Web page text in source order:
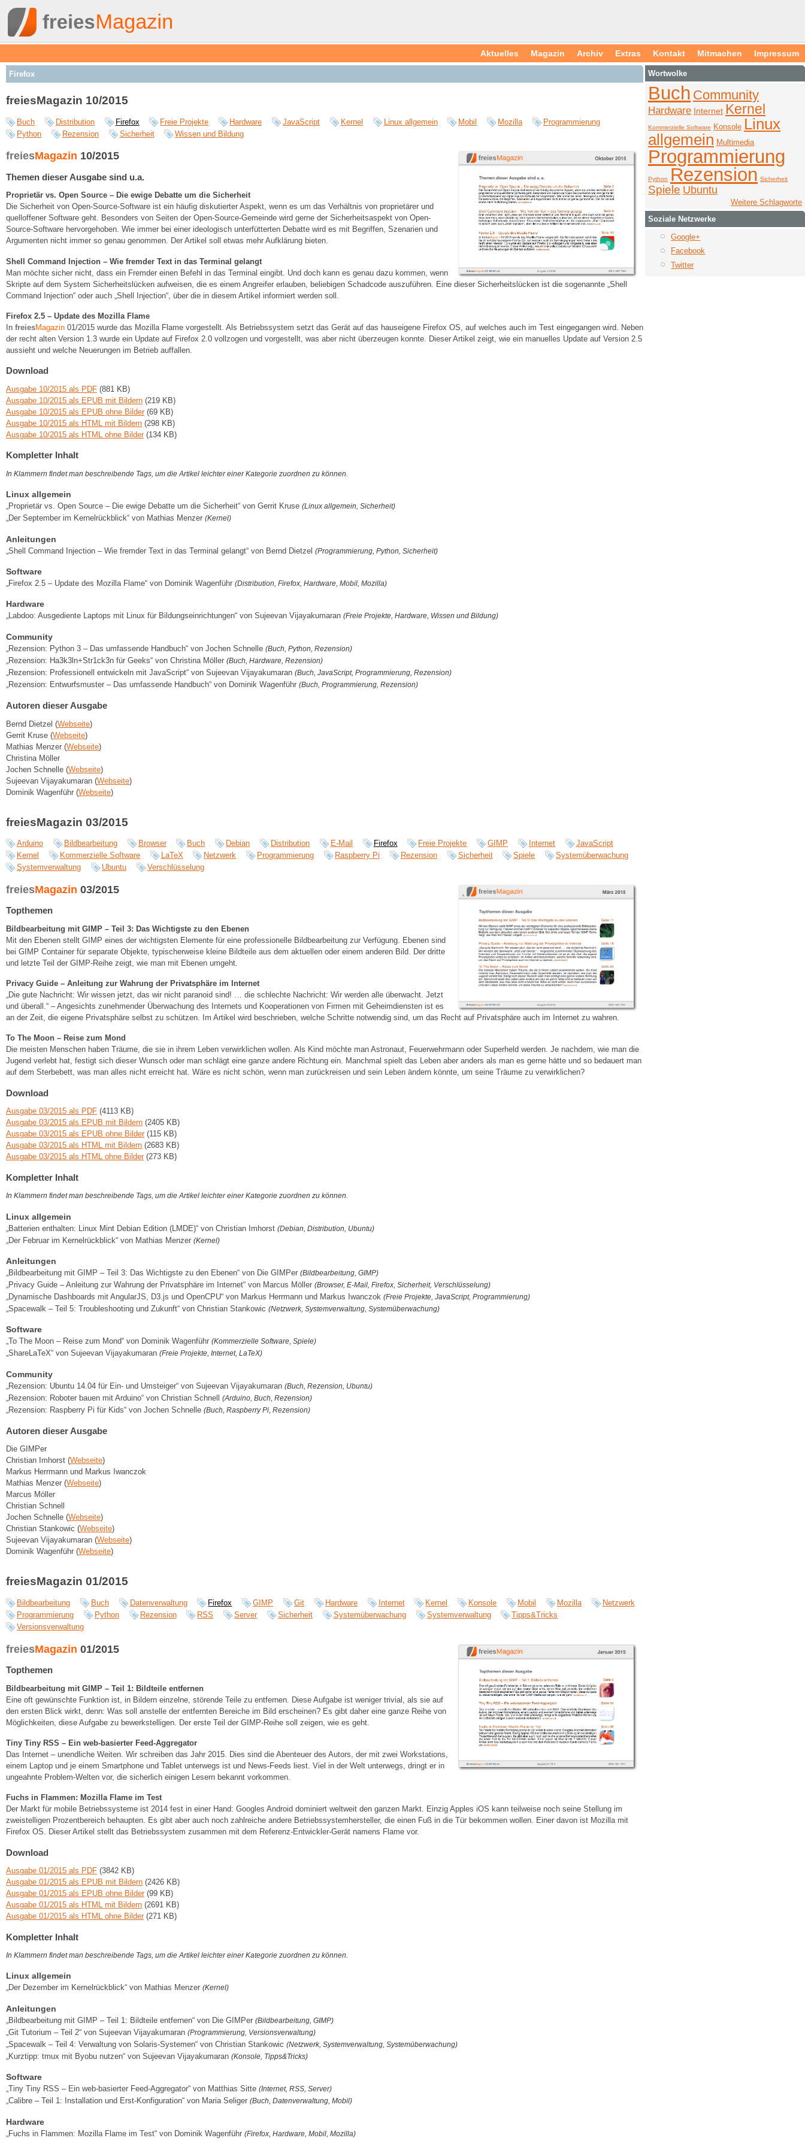
Aktuelles Magazin Archiv Extras Kontakt Mitmachen Impressum
Firefox
freiesMagazin 10/2015
Buch Distribution Firefox Freie Projekte Hardware JavaScript Kernel Linux allgemein Mobil Mozilla
Programmierung
Python
Rezension Sicherheit Wissen und Bildung
freiesMagazin 10/2015
Themen dieser Ausgabe sind u.a.
Proprietär vs. Open Source – Die ewige Debatte um die Sicherheit
Die Sicherheit von Open-Source-Software ist ein häufig diskutierter Aspekt, wenn es um das Verhältnis von proprietärer und
quelloffener Software geht. Besonders von Seiten der Open-Source-Gemeinde wird gerne der Sicherheitsaspekt von Open-
Source-Software hervorgehoben. Wie immer bei einer ideologisch unterfütterten Debatte wird es mit Begriffen, Szenarien und
Argumenten nicht immer so genau genommen. Der Artikel soll etwas mehr Aufklärung bieten.
Shell Command Injection – Wie fremder Text in das Terminal gelangt
Man möchte sicher nicht, dass ein Fremder einen Befehl in das Terminal eingibt. Und doch kann es genau dazu kommen, wenn
Skripte auf dem System Sicherheitslücken aufweisen, die es einem Angreifer erlauben, beliebigen Schadcode auszuführen. Eine dieser Sicherheitslücken ist die sogenannte „Shell
Command Injection“ oder auch „Shell Injection“, über die in diesem Artikel informiert werden soll.
Firefox 2.5 – Update des Mozilla Flame
In freiesMagazin 01/2015 wurde das Mozilla Flame vorgestellt. Als Betriebssystem setzt das Gerät auf das hauseigene Firefox OS, auf welches auch im Test eingegangen wird. Neben
der recht alten Version 1.3 wurde ein Update auf Firefox 2.0 vollzogen und vorgestellt, was aber nicht überzeugen konnte. Dieser Artikel zeigt, wie ein manuelles Update auf Version 2.5
aussieht und welche Neuerungen im Betrieb auffallen.
Download
Ausgabe 10/2015 als PDF (881 KB)
Ausgabe 10/2015 als EPUB mit Bildern (219 KB)
Ausgabe 10/2015 als EPUB ohne Bilder(69 KB)
Ausgabe 10/2015 als HTML mit Bildern (298 KB)
Ausgabe 10/2015 als HTML ohne Bilder(134 KB)
Kompletter Inhalt
In Klammern findet man beschreibende Tags, um die Artikel leichter einer Kategorie zuordnen zu können.
Linux allgemein
„Proprietär vs. Open Source – Die ewige Debatte um die Sicherheit“ von Gerrit Kruse (Linux allgemein, Sicherheit)
„Der September im Kernelrückblick“ von Mathias Menzer (Kernel)
Anleitungen
„Shell Command Injection – Wie fremder Text in das Terminal gelangt“ von Bernd Dietzel (Programmierung, Python, Sicherheit)
Software
„Firefox 2.5 – Update des Mozilla Flame“ von Dominik Wagenführ (Distribution, Firefox, Hardware, Mobil, Mozilla)
Hardware
„Labdoo: Ausgediente Laptops mit Linux für Bildungseinrichtungen“ von Sujeevan Vijayakumaran (Freie Projekte, Hardware, Wissen und Bildung)
Community
„Rezension: Python 3 – Das umfassende Handbuch“ von Jochen Schnelle (Buch, Python, Rezension)
„Rezension: Ha3k3ln+Str1ck3n für Geeks“ von Christina Möller (Buch, Hardware, Rezension)
„Rezension: Professionell entwickeln mit JavaScript“ von Sujeevan Vijayakumaran (Buch, JavaScript, Programmierung, Rezension)
„Rezension: Entwurfsmuster – Das umfassende Handbuch“ von Dominik Wagenführ (Buch, Programmierung, Rezension)
Autoren dieser Ausgabe
Bernd Dietzel (Webseite)
Gerrit Kruse (Webseite)
Mathias Menzer (Webseite)
Christina Möller
Jochen Schnelle (Webseite)
Sujeevan Vijayakumaran (Webseite)
Dominik Wagenführ (Webseite)
freiesMagazin 03/2015
Arduino Bildbearbeitung Browser Buch Debian Distribution E-Mail Firefox Freie Projekte GIMP Internet
JavaScript
Kernel
Kommerzielle Software LaTeX Netzwerk Programmierung Raspberry Pi Rezension Sicherheit Spiele
Systemüberwachung
Systemverwaltung
Ubuntu Verschlüsselung
freiesMagazin 03/2015
Topthemen
Bildbearbeitung mit GIMP – Teil 3: Das Wichtigste zu den Ebenen
Mit den Ebenen stellt GIMP eines der wichtigsten Elemente für eine professionelle Bildbearbeitung zur Verfügung. Ebenen sind
bei GIMP Container für separate Objekte, typischerweise kleine Bildteile aus dem aktuellen oder einem anderen Bild. Der dritte
und letzte Teil der GIMP-Reihe zeigt, wie man mit Ebenen umgeht.
Privacy Guide – Anleitung zur Wahrung der Privatsphäre im Internet
„Die gute Nachricht: Wir wissen jetzt, das wir nicht paranoid sind! … die schlechte Nachricht: Wir werden alle überwacht. Jetzt
und überall.“ – Angesichts zunehmender Überwachung des Internets und Kooperationen von Firmen mit Geheimdiensten ist es
an der Zeit, die eigene Privatsphäre selbst zu schützen. Im Artikel wird beschrieben, welche Schritte notwendig sind, um das Recht auf Privatsphäre auch im Internet zu wahren.
To The Moon – Reise zum Mond
Die meisten Menschen haben Träume, die sie in ihrem Leben verwirklichen wollen. Als Kind möchte man Astronaut, Feuerwehrmann oder Superheld werden. Je nachdem, wie man die
Jugend verlebt hat, festigt sich dieser Wunsch oder man schlägt eine ganze andere Richtung ein. Manchmal spielt das Leben aber anders als man es gerne hätte und so bedauert man
auf dem Sterbebett, was man alles nicht erreicht hat. Wäre es nicht schön, wenn man zurückreisen und sein Leben ändern könnte, um seine Träume zu verwirklichen?
Download
Ausgabe 03/2015 als PDF (4113 KB)
Ausgabe 03/2015 als EPUB mit Bildern (2405 KB)
Ausgabe 03/2015 als EPUB ohne Bilder(115 KB)
Ausgabe 03/2015 als HTML mit Bildern (2683 KB)
Ausgabe 03/2015 als HTML ohne Bilder(273 KB)
Kompletter Inhalt
In Klammern findet man beschreibende Tags, um die Artikel leichter einer Kategorie zuordnen zu können.
Linux allgemein
„Batterien enthalten: Linux Mint Debian Edition (LMDE)“ von Christian Imhorst (Debian, Distribution, Ubuntu)
„Der Februar im Kernelrückblick“ von Mathias Menzer (Kernel)
Anleitungen
„Bildbearbeitung mit GIMP – Teil 3: Das Wichtigste zu den Ebenen“ von Die GIMPer (Bildbearbeitung, GIMP)
„Privacy Guide – Anleitung zur Wahrung der Privatsphäre im Internet“ von Marcus Möller (Browser, E-Mail, Firefox, Sicherheit, Verschlüsselung)
„Dynamische Dashboards mit AngularJS, D3.js und OpenCPU“ von Markus Herrmann und Markus Iwanczok (Freie Projekte, JavaScript, Programmierung)
„Spacewalk – Teil 5: Troubleshooting und Zukunft“ von Christian Stankowic (Netzwerk, Systemverwaltung, Systemüberwachung)
Software
„To The Moon – Reise zum Mond“ von Dominik Wagenführ (Kommerzielle Software, Spiele)
„ShareLaTeX“ von Sujeevan Vijayakumaran (Freie Projekte, Internet, LaTeX)
Community
„Rezension: Ubuntu 14.04 für Ein- und Umsteiger“ von Sujeevan Vijayakumaran (Buch, Rezension, Ubuntu)
„Rezension: Roboter bauen mit Arduino“ von Christian Schnell (Arduino, Buch, Rezension)
„Rezension: Raspberry Pi für Kids“ von Jochen Schnelle (Buch, Raspberry Pi, Rezension)
Autoren dieser Ausgabe
Die GIMPer
Christian Imhorst (Webseite)
Markus Herrmann und Markus Iwanczok
Mathias Menzer (Webseite)
Marcus Möller
Christian Schnell
Jochen Schnelle (Webseite)
Christian Stankowic (Webseite)
Sujeevan Vijayakumaran (Webseite)
Dominik Wagenführ (Webseite)
freiesMagazin 01/2015
Bildbearbeitung Buch Datenverwaltung Firefox GIMP Git Hardware Internet Kernel Konsole Mobil Mozilla
Netzwerk
Programmierung
Python Rezension RSS Server Sicherheit Systemüberwachung Systemverwaltung
Tipps&Tricks
Versionsverwaltung
freiesMagazin 01/2015
Topthemen
Bildbearbeitung mit GIMP – Teil 1: Bildteile entfernen
Eine oft gewünschte Funktion ist, in Bildern einzelne, störende Teile zu entfernen. Diese Aufgabe ist weniger trivial, als sie auf
den ersten Blick wirkt, denn: Was soll anstelle der entfernten Bereiche im Bild erscheinen? Es gibt daher eine ganze Reihe von
Möglichkeiten, diese Aufgabe zu bewerkstelligen. Der erste Teil der GIMP-Reihe soll zeigen, wie es geht.
Tiny Tiny RSS – Ein web-basierter Feed-Aggregator
Das Internet – unendliche Weiten. Wir schreiben das Jahr 2015. Dies sind die Abenteuer des Autors, der mit zwei Workstations,
einem Laptop und je einem Smartphone und Tablet unterwegs ist und News-Feeds liest. Viel in der Welt unterwegs, dringt er in
ungeahnte Problem-Welten vor, die sicherlich einigen Lesern bekannt vorkommen.
Fuchs in Flammen: Mozilla Flame im Test
Der Markt für mobile Betriebssysteme ist 2014 fest in einer Hand: Googles Android dominiert weltweit den ganzen Markt. Einzig Apples iOS kann teilweise noch seine Stellung im
zweistelligen Prozentbereich behaupten. Es gibt aber auch noch zahlreiche andere Betriebssystemhersteller, die einen Fuß in die Tür bekommen wollen. Einer davon ist Mozilla mit
Firefox OS. Dieser Artikel stellt das Betriebssystem zusammen mit dem Referenz-Entwickler-Gerät namens Flame vor.
Download
Ausgabe 01/2015 als PDF (3842 KB)
Ausgabe 01/2015 als EPUB mit Bildern (2426 KB)
Ausgabe 01/2015 als EPUB ohne Bilder(99 KB)
Ausgabe 01/2015 als HTML mit Bildern (2691 KB)
Ausgabe 01/2015 als HTML ohne Bilder(271 KB)
Kompletter Inhalt
In Klammern findet man beschreibende Tags, um die Artikel leichter einer Kategorie zuordnen zu können.
Linux allgemein
„Der Dezember im Kernelrückblick“ von Mathias Menzer (Kernel)
Anleitungen
„Bildbearbeitung mit GIMP – Teil 1: Bildteile entfernen“ von Die GIMPer (Bildbearbeitung, GIMP)
„Git Tutorium – Teil 2“ von Sujeevan Vijayakumaran (Programmierung, Versionsverwaltung)
„Spacewalk – Teil 4: Verwaltung von Solaris-Systemen“ von Christian Stankowic (Netzwerk, Systemverwaltung, Systemüberwachung)
„Kurztipp: tmux mit Byobu nutzen“ von Sujeevan Vijayakumaran (Konsole, Tipps&Tricks)
Software
„Tiny Tiny RSS – Ein web-basierter Feed-Aggregator“ von Matthias Sitte (Internet, RSS, Server)
„Calibre – Teil 1: Installation und Erst-Konfiguration“ von Maria Seliger (Buch, Datenverwaltung, Mobil)
Hardware
„Fuchs in Flammen: Mozilla Flame im Test“ von Dominik Wagenführ (Firefox, Hardware, Mobil, Mozilla)
Wortwolke
Buch Community
Hardware Internet Kernel
Kommerzielle Software Konsole Linux
allgemein Multimedia
Programmierung
Python Rezension Sicherheit
Spiele Ubuntu
Weitere Schlagworte
Soziale Netzwerke
Google+
Facebook
Twitter